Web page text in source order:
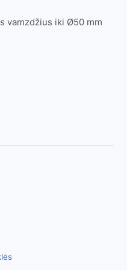
vamzdžius iki Ø50 mm